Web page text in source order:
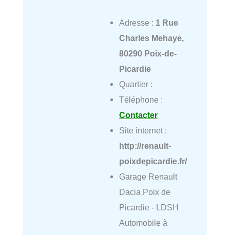
Adresse : 1 Rue
Charles Mehaye,
80290 Poix-de-
Picardie
Quartier :
Téléphone :
Contacter
Site internet :
http://renault-
poixdepicardie.fr/
Garage Renault
Dacia Poix de
Picardie - LDSH
Automobile à